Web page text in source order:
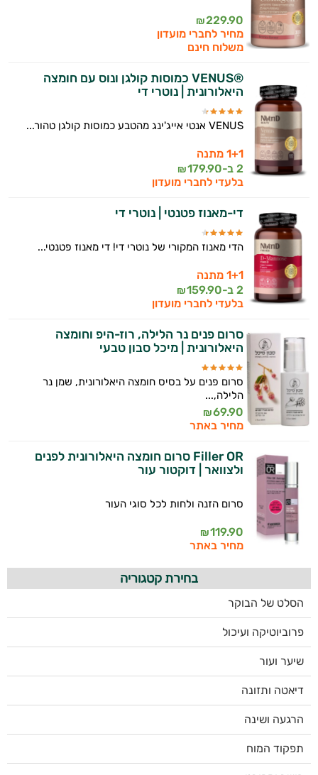
229.90
₪
מחיר לחברי מועדון
משלוח חינם
®VENUS כמוסות קולגן ונוס עם חומצה
היאלורונית | נוטרי די
VENUS אנטי אייג'ינג מהטבע כמוסות קולגן טהור...
1+1 מתנה
2 ב-
179.90
₪
בלעדי לחברי מועדון
די-מאנוז פטנטי | נוטרי די
הדי מאנוז המקורי של נוטרי די! די מאנוז פטנטי...
1+1 מתנה
2 ב-
159.90
₪
בלעדי לחברי מועדון
סרום פנים נר הלילה, רוז-היפ וחומצה
היאלורונית | מיכל סבון טבעי
סרום פנים על בסיס חומצה היאלורונית, שמן נר
הלילה,...
69.90
₪
מחיר באתר
Filler OR סרום חומצה היאלורונית לפנים
ולצוואר | דוקטור עור
סרום הזנה ולחות לכל סוגי העור
119.90
₪
מחיר באתר
בחירת קטגוריה
הסלט של הבוקר
פרוביוטיקה ועיכול
שיער ועור
דיאטה ותזונה
הרגעה ושינה
תפקוד המוח